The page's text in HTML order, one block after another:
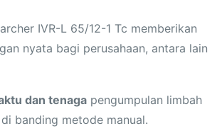
IVR-L 65/12-1 Tc memberikan
nyata bagi perusahaan, antara lain
dan tenaga pengumpulan limbah
banding metode manual.